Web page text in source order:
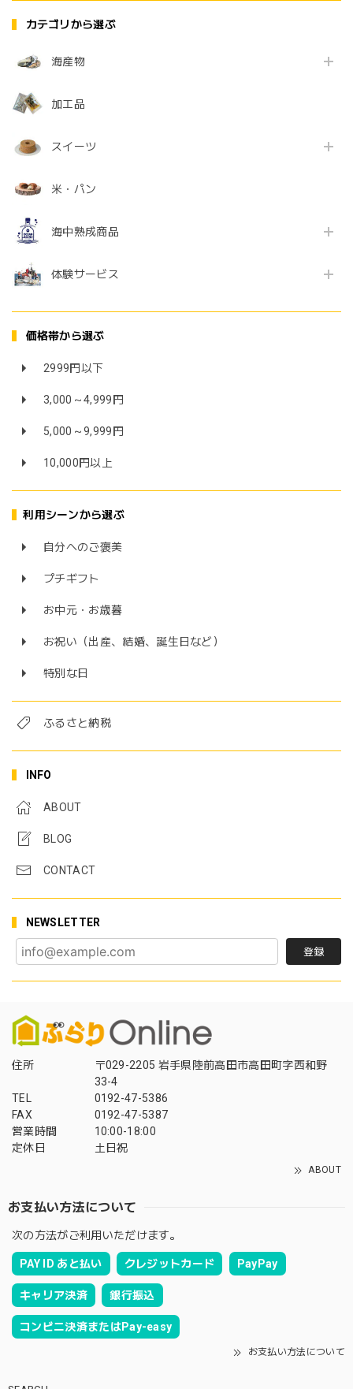
カテゴリから選ぶ
海産物
加工品
スイーツ
米・パン
海中熟成商品
体験サービス
価格帯から選ぶ
2999円以下
3,000～4,999円
5,000～9,999円
10,000円以上
利用シーンから選ぶ
自分へのご褒美
プチギフト
お中元・お歳暮
お祝い（出産、結婚、誕生日など）
特別な日
ふるさと納税
INFO
ABOUT
BLOG
CONTACT
NEWSLETTER
登録
住所
〒029-2205 岩手県陸前高田市高田町字西和野
33-4
TEL
0192-47-5386
FAX
0192-47-5387
営業時間
10:00-18:00
定休日
土日祝
ABOUT
お支払い方法について
次の方法がご利用いただけます。
PAY ID あと払い クレジットカード PayPay
キャリア決済 銀行振込
コンビニ決済またはPay-easy
お支払い方法について